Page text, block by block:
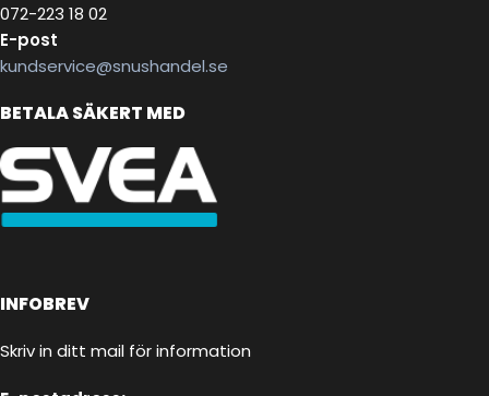
072-223 18 02
E-post
kundservice@snushandel.se
BETALA SÄKERT MED
INFOBREV
Skriv in ditt mail för information